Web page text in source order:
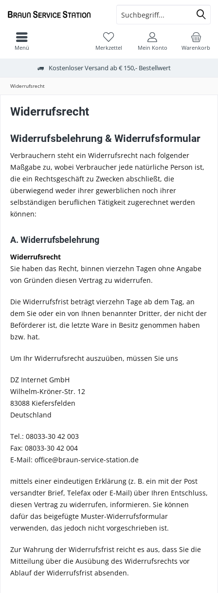
Kostenloser Versand ab € 150,- Bestellwert
Warenkorb
Merkzettel Mein Konto
Menü
Widerrufsrecht
Widerrufsrecht
Widerrufsbelehrung & Widerrufsformular
Verbrauchern steht ein Widerrufsrecht nach folgender
Maßgabe zu, wobei Verbraucher jede natürliche Person ist,
die ein Rechtsgeschäft zu Zwecken abschließt, die
überwiegend weder ihrer gewerblichen noch ihrer
selbständigen beruflichen Tätigkeit zugerechnet werden
können:
A. Widerrufsbelehrung
Widerrufsrecht
Sie haben das Recht, binnen vierzehn Tagen ohne Angabe
von Gründen diesen Vertrag zu widerrufen.
Die Widerrufsfrist beträgt vierzehn Tage ab dem Tag, an
dem Sie oder ein von Ihnen benannter Dritter, der nicht der
Beförderer ist, die letzte Ware in Besitz genommen haben
bzw. hat.
Um Ihr Widerrufsrecht auszuüben, müssen Sie uns
DZ Internet GmbH
Wilhelm-Kröner-Str. 12
83088 Kiefersfelden
Deutschland
Tel.: 08033-30 42 003
Fax: 08033-30 42 004
E-Mail: office@braun-service-station.de
mittels einer eindeutigen Erklärung (z. B. ein mit der Post
versandter Brief, Telefax oder E-Mail) über Ihren Entschluss,
diesen Vertrag zu widerrufen, informieren. Sie können
dafür das beigefügte Muster-Widerrufsformular
verwenden, das jedoch nicht vorgeschrieben ist.
Zur Wahrung der Widerrufsfrist reicht es aus, dass Sie die
Mitteilung über die Ausübung des Widerrufsrechts vor
Ablauf der Widerrufsfrist absenden.